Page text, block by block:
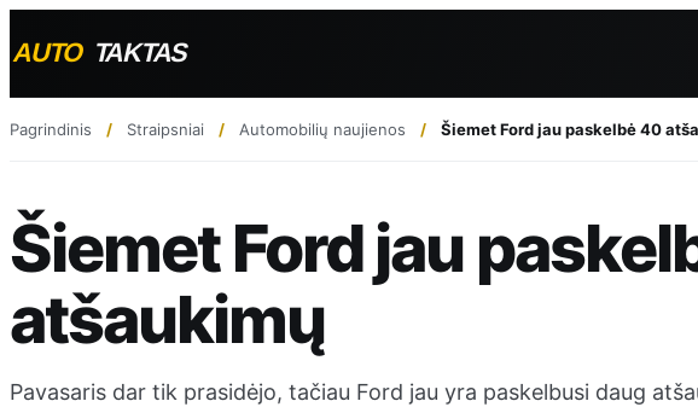
Pagrindinis Straipsniai Automobilių naujienos Šiemet Ford jau paskelbė 40
Šiemet Ford jau
atšaukimų
Pavasaris dar tik prasidėjo, tačiau Ford jau yra paskelbusi daug